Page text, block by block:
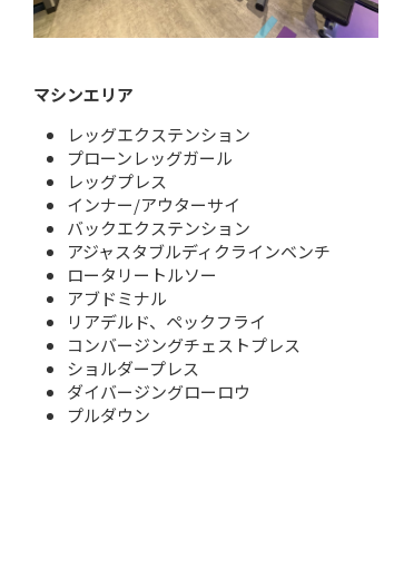
マシンエリア
レッグエクステンション
プローンレッグガール
レッグプレス
インナー/アウターサイ
バックエクステンション
アジャスタブルディクラインベンチ
ロータリートルソー
アブドミナル
リアデルド、ペックフライ
コンバージングチェストプレス
ショルダープレス
ダイバージングローロウ
プルダウン